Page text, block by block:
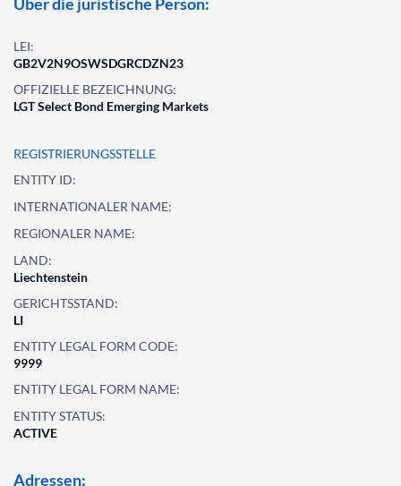
LEI:
GB2V2N9OSWSDGRCDZN23
OFFIZIELLE BEZEICHNUNG:
LGT Select Bond Emerging Markets
REGISTRIERUNGSSTELLE
ENTITY ID:
INTERNATIONALER NAME:
REGIONALER NAME:
LAND:
Liechtenstein
GERICHTSSTAND:
LI
ENTITY LEGAL FORM CODE:
9999
ENTITY LEGAL FORM NAME:
ENTITY STATUS:
ACTIVE
Adressen: